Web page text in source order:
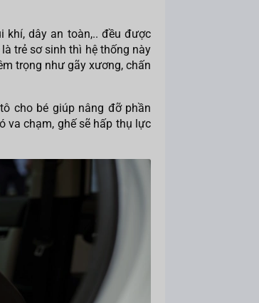
khí, dây an toàn,.. đều được
trẻ sơ sinh thì hệ thống này
trọng như gãy xương, chấn
cho bé giúp nâng đỡ phần
va chạm, ghế sẽ hấp thụ lực